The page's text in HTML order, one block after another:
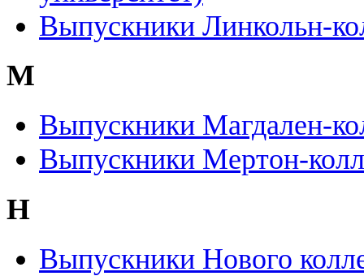
Выпускники Линкольн-
М
Выпускники Магдален-
Выпускники Мертон-
Н
Выпускники Нового